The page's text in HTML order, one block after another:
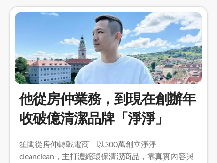
他從房仲業務，到現在創辦年
收破億清潔品牌「淨淨」
笙闆從房仲轉戰電商，以300萬創立淨淨
cleanclean，主打濃縮環保清潔商品，靠真實內容與